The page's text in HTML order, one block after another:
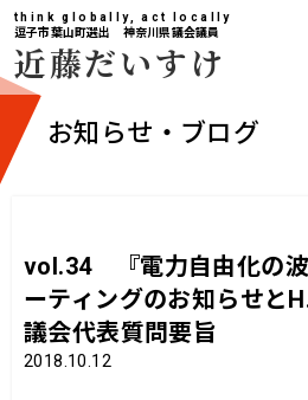
think globally, act locally
逗子市葉山町選出 神奈川県議会議員
近藤だいすけ
お知らせ・ブログ
vol.34 『電力自由化の波
ーティングのお知らせと
議会代表質問要旨
2018.10.12